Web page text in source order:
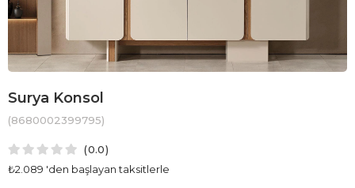
Surya Konsol
(8680002399795)
0.0
₺2.089 'den başlayan taksitlerle